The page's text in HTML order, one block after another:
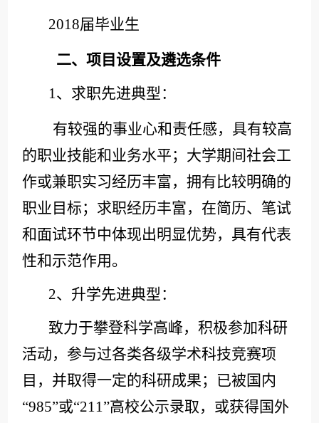
2018届毕业生
二、项目设置及遴选条件
1、求职先进典型：
有较强的事业心和责任感，具有较高
的职业技能和业务水平；大学期间社会工
作或兼职实习经历丰富，拥有比较明确的
职业目标；求职经历丰富，在简历、笔试
和面试环节中体现出明显优势，具有代表
性和示范作用。
2、升学先进典型：
致力于攀登科学高峰，积极参加科研
活动，参与过各类各级学术科技竞赛项
目，并取得一定的科研成果；已被国内
“985”或“211”高校公示录取，或获得国外